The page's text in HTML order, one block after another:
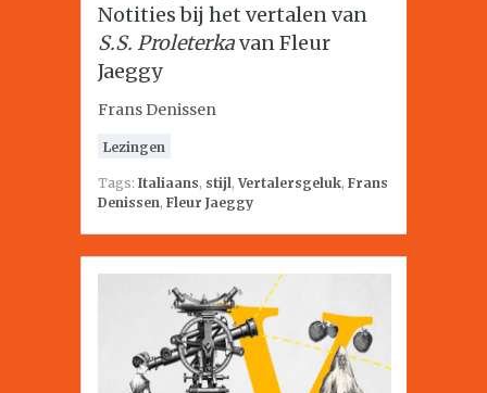
Notities bij het vertalen van
S.S. Proleterkavan Fleur
Jaeggy
Frans Denissen
Lezingen
Tags: Italiaans, stijl,Vertalersgeluk, Frans
Denissen, Fleur Jaeggy